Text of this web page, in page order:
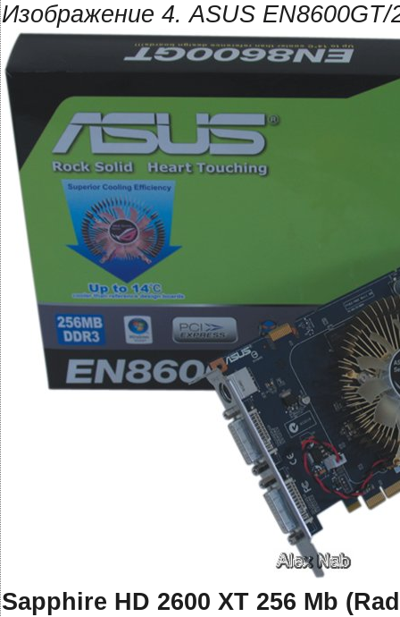
Изображение 4. ASUS EN8600GT/
Sapphire HD 2600 XT 256 Mb